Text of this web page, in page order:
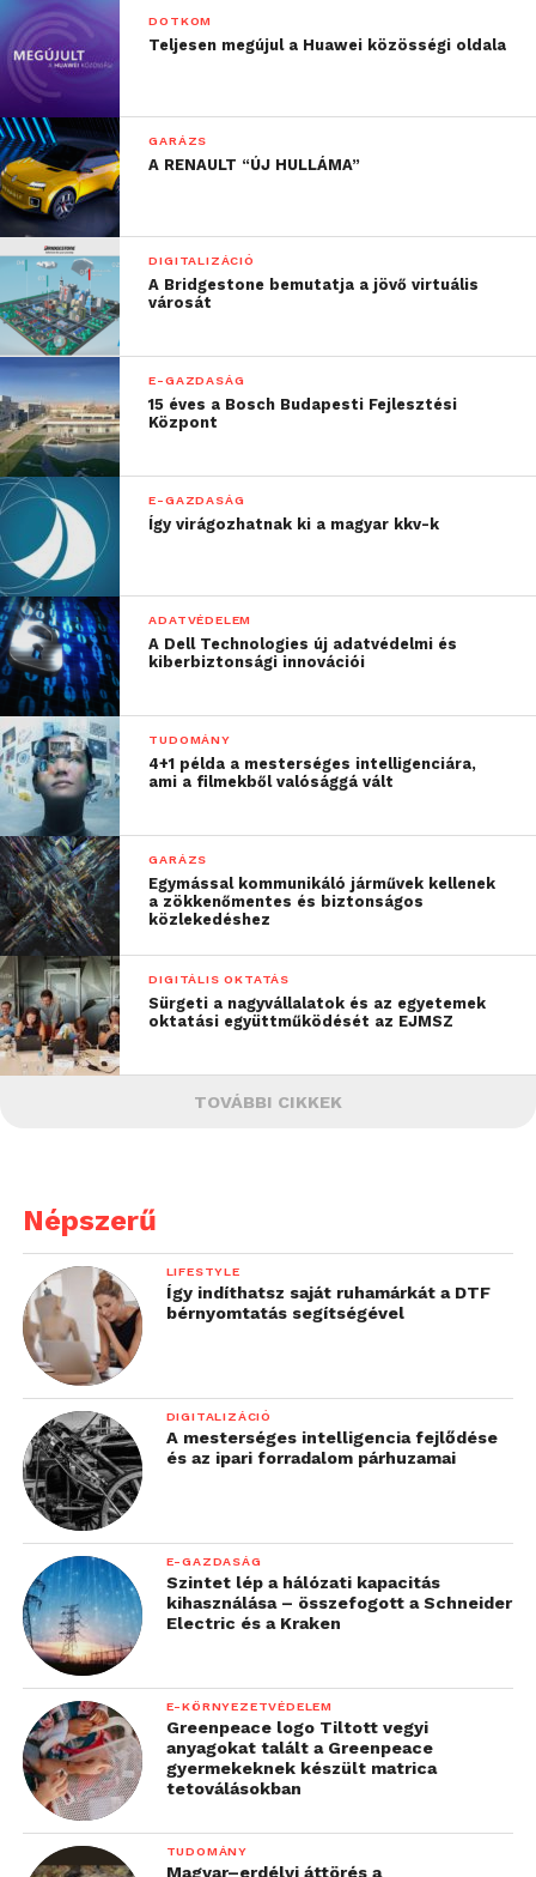
DOTKOM
Teljesen megújul a Huawei közösségi oldala
GARÁZS
A RENAULT “ÚJ HULLÁMA”
DIGITALIZÁCIÓ
A Bridgestone bemutatja a jövő virtuális
városát
E-GAZDASÁG
15 éves a Bosch Budapesti Fejlesztési
Központ
E-GAZDASÁG
Így virágozhatnak ki a magyar kkv-k
ADATVÉDELEM
A Dell Technologies új adatvédelmi és
kiberbiztonsági innovációi
TUDOMÁNY
4+1 példa a mesterséges intelligenciára,
ami a filmekből valósággá vált
GARÁZS
Egymással kommunikáló járművek kellenek
a zökkenőmentes és biztonságos
közlekedéshez
DIGITÁLIS OKTATÁS
Sürgeti a nagyvállalatok és az egyetemek
oktatási együttműködését az EJMSZ
TOVÁBBI CIKKEK
Népszerű
LIFESTYLE
Így indíthatsz saját ruhamárkát a DTF
bérnyomtatás segítségével
DIGITALIZÁCIÓ
A mesterséges intelligencia fejlődése
és az ipari forradalom párhuzamai
E-GAZDASÁG
Szintet lép a hálózati kapacitás
kihasználása – összefogott a Schneider
Electric és a Kraken
E-KÖRNYEZETVÉDELEM
Greenpeace logo Tiltott vegyi
anyagokat talált a Greenpeace
gyermekeknek készült matrica
tetoválásokban
TUDOMÁNY
Magyar–erdélyi áttörés a